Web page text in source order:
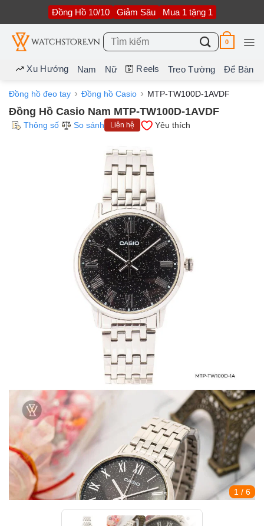
nội
dung
Đồng Hồ 10/10 Giảm Sâu Mua 1 tặng 1
Tìm
kiếm:
0
Xu Hướng Nam Nữ Reels Treo Tường Để Bàn
Đồng hồ đeo tay Đồng hồ Casio MTP-TW100D-1AVDF
Đồng Hồ Casio Nam MTP-TW100D-1AVDF
Thông số So sánh Liên hệ Yêu thích
1 / 6